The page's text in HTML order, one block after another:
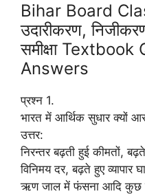
Bihar Board
उदारीकरण,
समीक्षा
Answers
प्रश्न 1.
भारत में आर्थिक सुधार क्यों
उत्तर:
निरन्तर बढ़ती हुई कीमतों,
विनिमय दर, बढ़ते हुए
ऋण जाल में फंसना आदि कुछ